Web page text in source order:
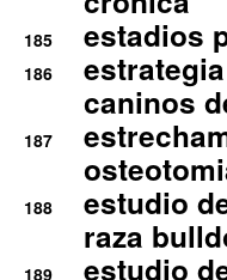
185 estadios
186
caninos
187
188
estudio
raza
189 estudio